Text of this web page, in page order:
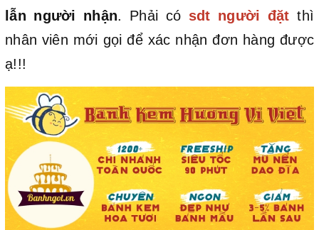
lẫn người nhận. Phải có sdt người đặt thì
nhân viên mới gọi để xác nhận đơn hàng được
ạ!!!